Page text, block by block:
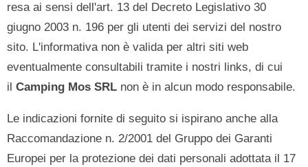
resa ai sensi dell'art. 13 del Decreto Legislativo 30
giugno 2003 n. 196 per gli utenti dei servizi del nostro
sito. L'informativa non è valida per altri siti web
eventualmente consultabili tramite i nostri links, di cui
il Camping Mos SRL non è in alcun modo responsabile.
Le indicazioni fornite di seguito si ispirano anche alla
Raccomandazione n. 2/2001 del Gruppo dei Garanti
Europei per la protezione dei dati personali adottata il 17